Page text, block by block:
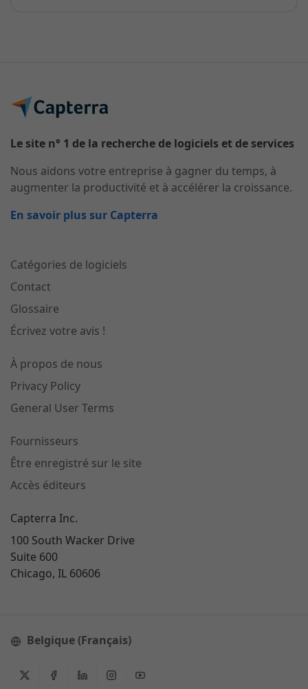
Le site n° 1 de la recherche de logiciels et de services
Nous aidons votre entreprise à gagner du temps, à
augmenter la productivité et à accélérer la croissance.
En savoir plus sur Capterra
Catégories de logiciels
Contact
Glossaire
Écrivez votre avis !
À propos de nous
Privacy Policy
General User Terms
Fournisseurs
Être enregistré sur le site
Accès éditeurs
Capterra Inc.
100 South Wacker Drive
Suite 600
Chicago, IL 60606
Belgique (Français)